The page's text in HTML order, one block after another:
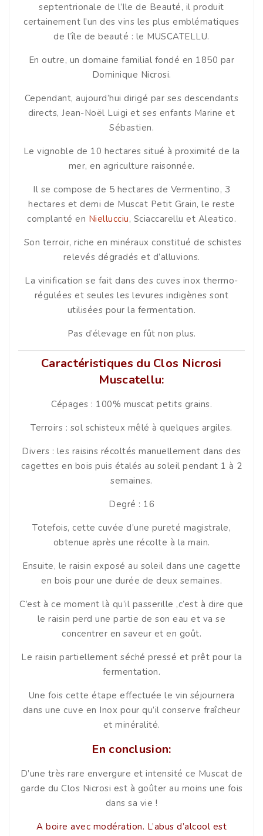
septentrionale de l’Ile de Beauté, il produit
certainement l’un des vins les plus emblématiques
de l’île de beauté : le MUSCATELLU.
En outre, un domaine familial fondé en 1850 par
Dominique Nicrosi.
Cependant, aujourd’hui dirigé par ses descendants
directs, Jean-Noël Luigi et ses enfants Marine et
Sébastien.
Le vignoble de 10 hectares situé à proximité de la
mer, en agriculture raisonnée.
Il se compose de 5 hectares de Vermentino, 3
hectares et demi de Muscat Petit Grain, le reste
complanté en Niellucciu, Sciaccarellu et Aleatico.
Son terroir, riche en minéraux constitué de schistes
relevés dégradés et d’alluvions.
La vinification se fait dans des cuves inox thermo-
régulées et seules les levures indigènes sont
utilisées pour la fermentation.
Pas d’élevage en fût non plus.
Caractéristiques du Clos Nicrosi
Muscatellu:
Cépages : 100% muscat petits grains.
Terroirs : sol schisteux mêlé à quelques argiles.
Divers : les raisins récoltés manuellement dans des
cagettes en bois puis étalés au soleil pendant 1 à 2
semaines.
Degré : 16
Totefois, cette cuvée d’une pureté magistrale,
obtenue après une récolte à la main.
Ensuite, le raisin exposé au soleil dans une cagette
en bois pour une durée de deux semaines.
C’est à ce moment là qu’il passerille ,c’est à dire que
le raisin perd une partie de son eau et va se
concentrer en saveur et en goût.
Le raisin partiellement séché pressé et prêt pour la
fermentation.
Une fois cette étape effectuée le vin séjournera
dans une cuve en Inox pour qu’il conserve fraîcheur
et minéralité.
En conclusion:
D’une très rare envergure et intensité ce Muscat de
garde du Clos Nicrosi est à goûter au moins une fois
dans sa vie !
A boire avec modération. L’abus d’alcool est